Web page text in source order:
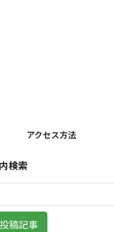
アクセス方法
検索
稿記事